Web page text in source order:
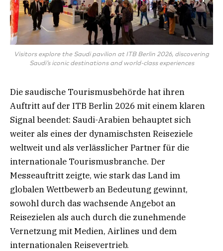
Visitors explore the Saudi pavilion at ITB Berlin 2026, discovering
Saudi’s iconic destinations and world-class experiences
Die saudische Tourismusbehörde hat ihren
Auftritt auf der ITB Berlin 2026 mit einem klaren
Signal beendet: Saudi-Arabien behauptet sich
weiter als eines der dynamischsten Reiseziele
weltweit und als verlässlicher Partner für die
internationale Tourismusbranche. Der
Messeauftritt zeigte, wie stark das Land im
globalen Wettbewerb an Bedeutung gewinnt,
sowohl durch das wachsende Angebot an
Reisezielen als auch durch die zunehmende
Vernetzung mit Medien, Airlines und dem
internationalen Reisevertrieb.